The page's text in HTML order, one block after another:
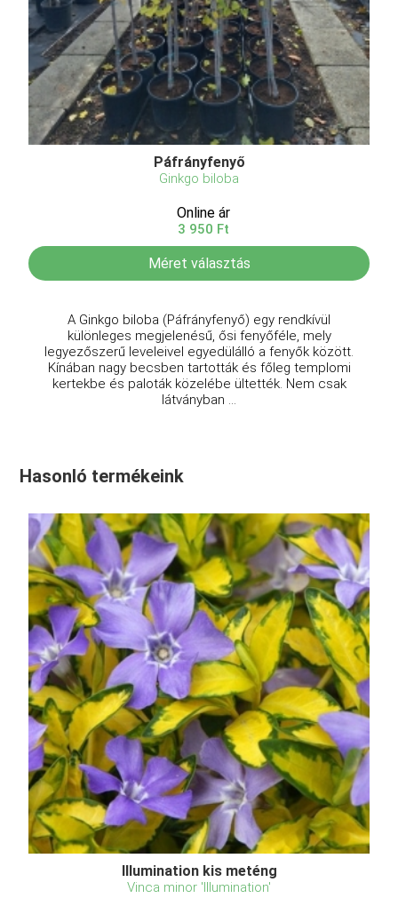
Páfrányfenyő
Ginkgo biloba
Online ár
3 950 Ft
Méret választás
A Ginkgo biloba (Páfrányfenyő) egy rendkívül
különleges megjelenésű, ősi fenyőféle, mely
legyezőszerű leveleivel egyedülálló a fenyők között.
Kínában nagy becsben tartották és főleg templomi
kertekbe és paloták közelébe ültették. Nem csak
látványban ...
Hasonló termékeink
Illumination kis meténg
Vinca minor 'Illumination'